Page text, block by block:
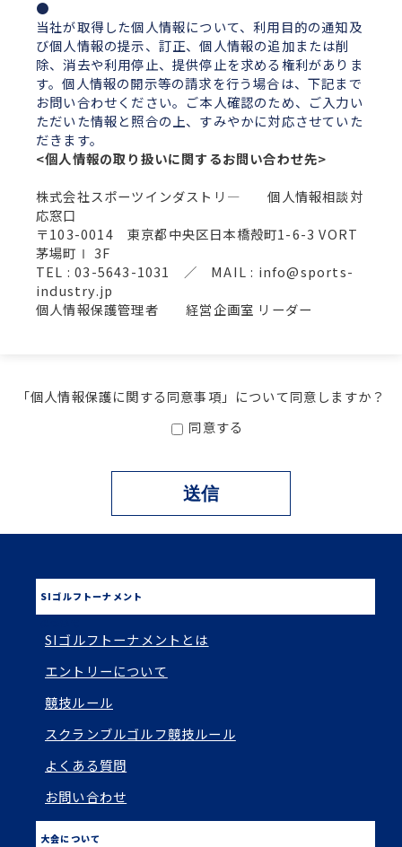
当社が取得した個人情報について、利用目的の通知及
び個人情報の提示、訂正、個人情報の追加または削
除、消去や利用停止、提供停止を求める権利がありま
す。個人情報の開示等の請求を行う場合は、下記まで
お問い合わせください。ご本人確認のため、ご入力い
ただいた情報と照合の上、すみやかに対応させていた
だきます。
<個人情報の取り扱いに関するお問い合わせ先>
株式会社スポーツインダストリ― 個人情報相談対
応窓口
〒103-0014 東京都中央区日本橋殻町1-6-3 VORT
茅場町Ⅰ 3F
TEL : 03-5643-1031 ／ MAIL : info@sports-
industry.jp
個人情報保護管理者 経営企画室 リーダー
「個人情報保護に関する同意事項」について同意しますか？
同意する
SIゴルフトーナメント
SIゴルフトーナメントとは
エントリーについて
競技ルール
スクランブルゴルフ競技ルール
よくある質問
お問い合わせ
大会について